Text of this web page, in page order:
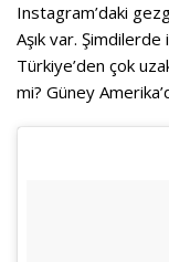
Instagram’daki
Aşık var. Şimdilerde
Türkiye’den çok
mi? Güney